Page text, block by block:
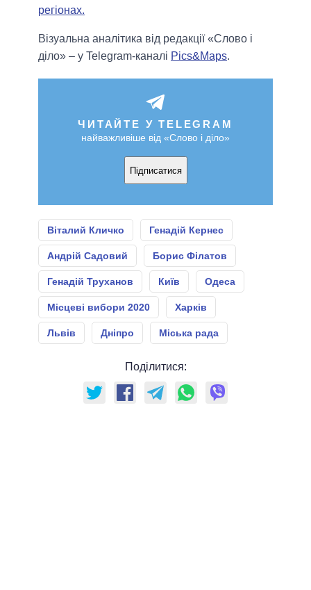
регіонах.
Візуальна аналітика від редакції «Слово і
діло» – у Telegram-каналі Pics&Maps.
ЧИТАЙТЕ У TELEGRAM
найважливіше від «Слово і діло»
Підписатися
Віталий Кличко Генадій Кернес
Андрій Садовий Борис Філатов
Генадій Труханов Київ Одеса
Місцеві вибори 2020 Харків
Львів Дніпро Міська рада
Поділитися: